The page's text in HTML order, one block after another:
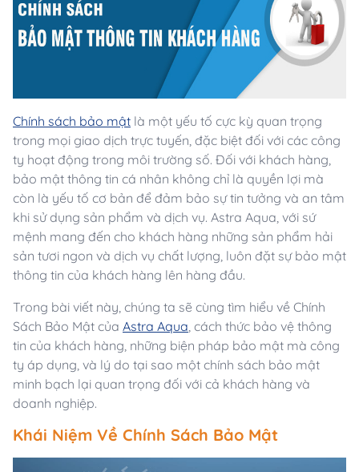
Chính sách bảo mật là một yếu tố cực kỳ quan trọng
trong mọi giao dịch trực tuyến, đặc biệt đối với các công
ty hoạt động trong môi trường số. Đối với khách hàng,
bảo mật thông tin cá nhân không chỉ là quyền lợi mà
còn là yếu tố cơ bản để đảm bảo sự tin tưởng và an tâm
khi sử dụng sản phẩm và dịch vụ. Astra Aqua, với sứ
mệnh mang đến cho khách hàng những sản phẩm hải
sản tươi ngon và dịch vụ chất lượng, luôn đặt sự bảo mật
thông tin của khách hàng lên hàng đầu.
Trong bài viết này, chúng ta sẽ cùng tìm hiểu về Chính
Sách Bảo Mật của Astra Aqua, cách thức bảo vệ thông
tin của khách hàng, những biện pháp bảo mật mà công
ty áp dụng, và lý do tại sao một chính sách bảo mật
minh bạch lại quan trọng đối với cả khách hàng và
doanh nghiệp.
Khái Niệm Về Chính Sách Bảo Mật